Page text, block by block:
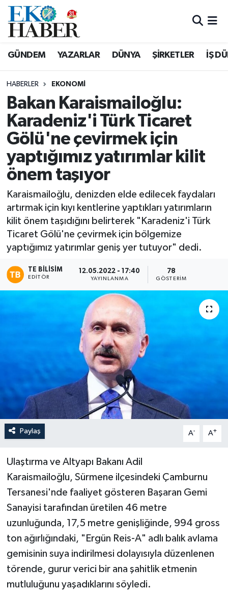
GÜNDEM YAZARLAR DÜNYA ŞİRKETLER İŞ
HABERLER EKONOMI
Bakan Karaismailoğlu:
Karadeniz'i Türk Ticaret
Gölü'ne çevirmek için
yaptığımız yatırımlar kilit
önem taşıyor
Karaismailoğlu, denizden elde edilecek faydaları
artırmak için kıyı kentlerine yaptıkları yatırımların
kilit önem taşıdığını belirterek "Karadeniz'i Türk
Ticaret Gölü'ne çevirmek için bölgemize
yaptığımız yatırımlar geniş yer tutuyor" dedi.
TE BILISIM
EDITÖR
12.05.2022 - 17:40
YAYINLANMA
78
GÖSTERIM
Paylaş A- A+
Ulaştırma ve Altyapı Bakanı Adil
Karaismailoğlu, Sürmene ilçesindeki Çamburnu
Tersanesi'nde faaliyet gösteren Başaran Gemi
Sanayisi tarafından üretilen 46 metre
uzunluğunda, 17,5 metre genişliğinde, 994 gross
ton ağırlığındaki, "Ergün Reis-A" adlı balık avlama
gemisinin suya indirilmesi dolayısıyla düzenlenen
törende, gurur verici bir ana şahitlik etmenin
mutluluğunu yaşadıklarını söyledi.
Hava Durumu
Tüm Manşetler
Son Dakika Haberleri
Haber Arşivi